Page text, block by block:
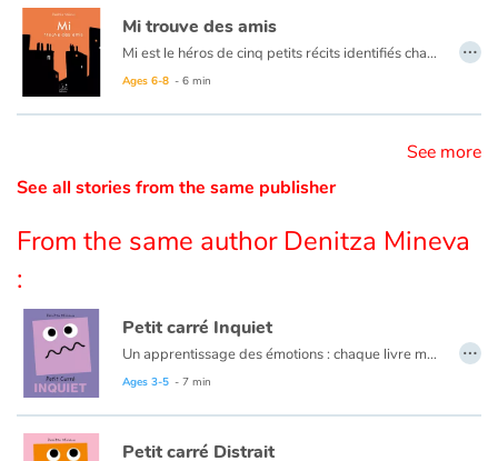
Catalogue anglais
Help
Family
Schools
Libraries
Videos & Tutorials
Mi trouve des amis
Mi est le héros de cinq petits récits identifiés chacun par une couleur (bleu, vert, rouge, jaune, et rose) et émaillés de situations pleines de poésie. Des histoires courtes pour les tout-petits, animées de dessins en noir et blanc au trait original, qui nous plongent dans un univers onirique et singulier.
Ages 6-8 - 6 min
…
See more
See all stories from the same publisher
From the same author Denitza Mineva
:
Petit carré Inquiet
Un apprentissage des émotions : chaque livre met en scène un petit personnage amusant et attachant, qui représente un sentiment ou une attitude. À travers ce personnage à la forme géométrique amusante, le livre traite de notre capacité à apprivoiser et à maîtriser nos émotions.
Ages 3-5 - 7 min
…
Petit carré Distrait